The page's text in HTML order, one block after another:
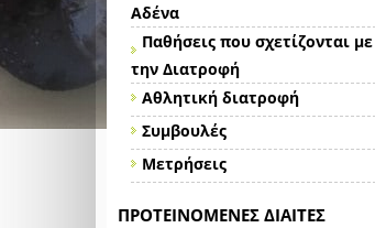
Αδένα
Παθήσεις που σχετίζονται με
την Διατροφή
Αθλητική διατροφή
Συμβουλές
Μετρήσεις
ΠΡΟΤΕΙΝΌΜΕΝΕΣ ΔΊΑΙΤΕΣ